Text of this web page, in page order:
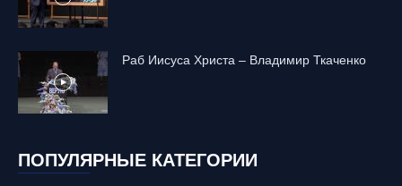
Раб Иисуса Христа – Владимир Ткаченко
ПОПУЛЯРНЫЕ КАТЕГОРИИ